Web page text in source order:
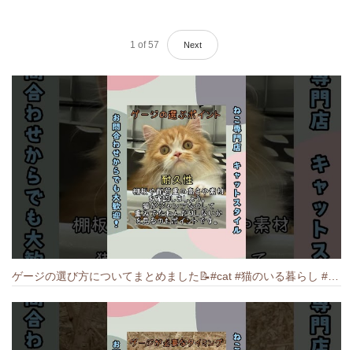
1 of 57 Next
ゲージの選び方についてまとめました️📝#cat #猫のいる暮らし #ねこ #キャット #munchkin